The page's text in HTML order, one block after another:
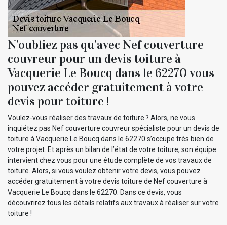
N’oubliez pas qu’avec Nef couverture
couvreur pour un devis toiture à
Vacquerie Le Boucq dans le 62270 vous
pouvez accéder gratuitement à votre
devis pour toiture !
Voulez-vous réaliser des travaux de toiture ? Alors, ne vous
inquiétez pas Nef couverture couvreur spécialiste pour un devis de
toiture à Vacquerie Le Boucq dans le 62270 s’occupe très bien de
votre projet. Et après un bilan de l’état de votre toiture, son équipe
intervient chez vous pour une étude complète de vos travaux de
toiture. Alors, si vous voulez obtenir votre devis, vous pouvez
accéder gratuitement à votre devis toiture de Nef couverture à
Vacquerie Le Boucq dans le 62270. Dans ce devis, vous
découvrirez tous les détails relatifs aux travaux à réaliser sur votre
toiture !